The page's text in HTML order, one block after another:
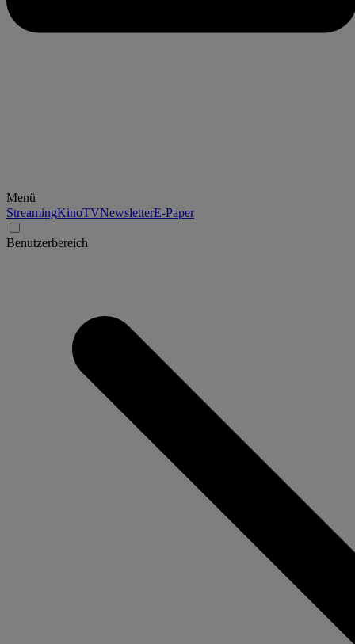
Menü
StreamingKinoTVNewsletterE-Paper
Benutzerbereich